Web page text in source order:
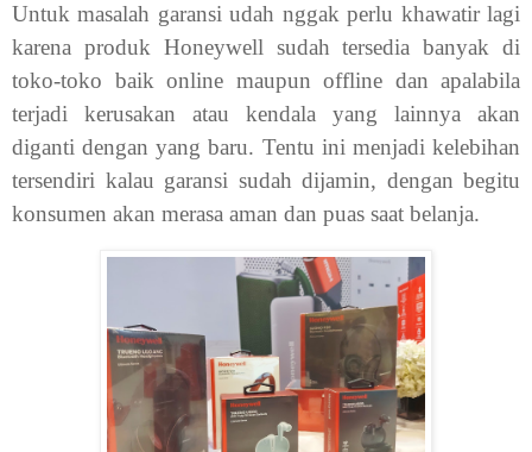
Untuk masalah garansi udah nggak perlu khawatir lagi
karena produk Honeywell sudah tersedia banyak di
toko-toko baik online maupun offline dan apalabila
terjadi kerusakan atau kendala yang lainnya akan
diganti dengan yang baru. Tentu ini menjadi kelebihan
tersendiri kalau garansi sudah dijamin, dengan begitu
konsumen akan merasa aman dan puas saat belanja.